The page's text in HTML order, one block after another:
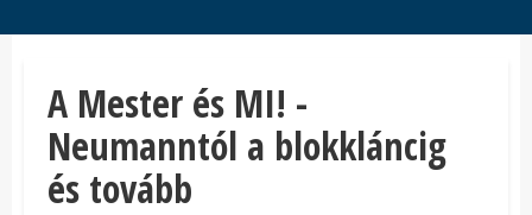
A Mester és MI! -
Neumanntól a blokkláncig
és tovább